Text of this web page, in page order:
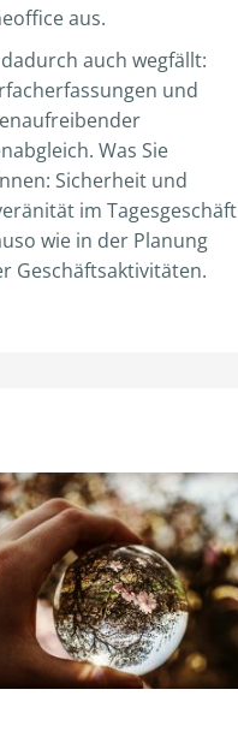
aus.
auch wegfällt:
und
Was Sie
Sicherheit und
im Tagesgeschäft
wie in der Planung
Geschäftsaktivitäten.